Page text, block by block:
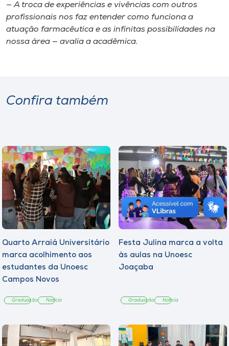
— A troca de experiências e vivências com outros
profissionais nos faz entender como funciona a
atuação farmacêutica e as infinitas possibilidades na
nossa área — avalia a acadêmica.
Confira também
Quarto Arraiá Universitário
marca acolhimento aos
estudantes da Unoesc
Campos Novos
Graduação Notícia
Festa Julina marca a volta
às aulas na Unoesc
Joaçaba
Graduação Notícia